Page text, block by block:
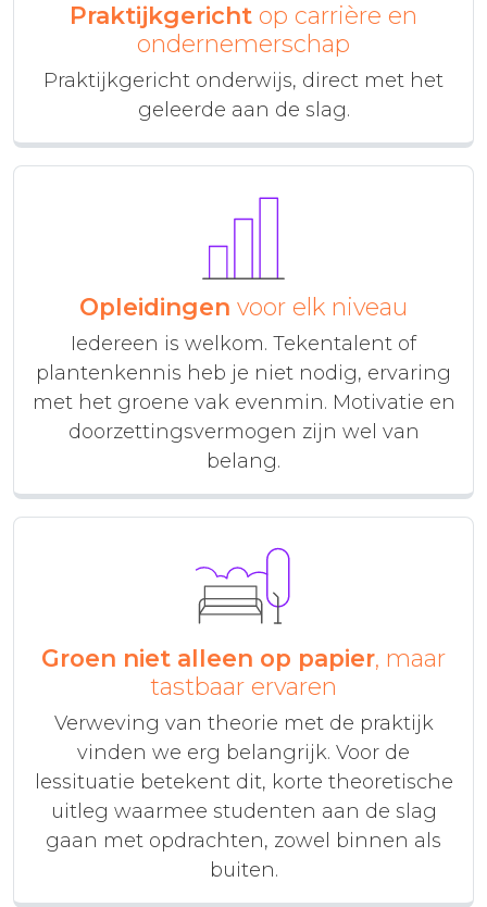
Praktijkgericht op carrière en
ondernemerschap
Praktijkgericht onderwijs, direct met het
geleerde aan de slag.
Opleidingen voor elk niveau
Iedereen is welkom. Tekentalent of
plantenkennis heb je niet nodig, ervaring
met het groene vak evenmin. Motivatie en
doorzettingsvermogen zijn wel van
belang.
Groen niet alleen op papier, maar
tastbaar ervaren
Verweving van theorie met de praktijk
vinden we erg belangrijk. Voor de
lessituatie betekent dit, korte theoretische
uitleg waarmee studenten aan de slag
gaan met opdrachten, zowel binnen als
buiten.